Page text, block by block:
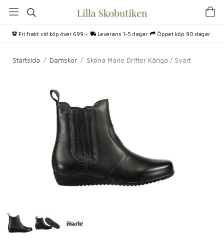
Fri frakt vid köp över 699:- Leverans 1-5 dagar Öppet köp 90 dagar
Startsida / Damskor / Sköna Marie Drifter Känga / Svart